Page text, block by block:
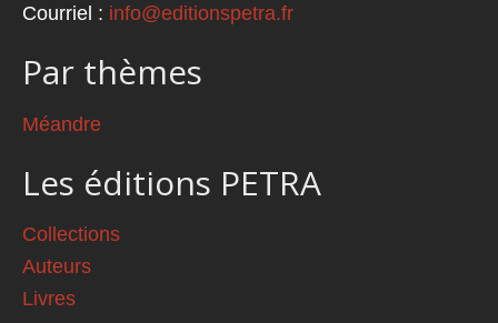
Courriel : info@editionspetra.fr
Par thèmes
Méandre
Les éditions PETRA
Collections
Auteurs
Livres